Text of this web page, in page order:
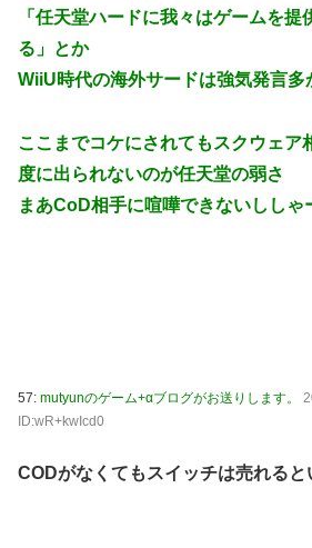
「任天堂ハードに我々はゲームを
る」とか
WiiU時代の海外サードは強気発言多
ここまでコケにされてもスクウェア
度に出られないのが任天堂の弱さ
まあCoD相手に喧嘩できないししゃ
57: mutyunのゲーム+αブログがお送りします。
ID:wR+kwIcd0
CODがなくてもスイッチは売れると